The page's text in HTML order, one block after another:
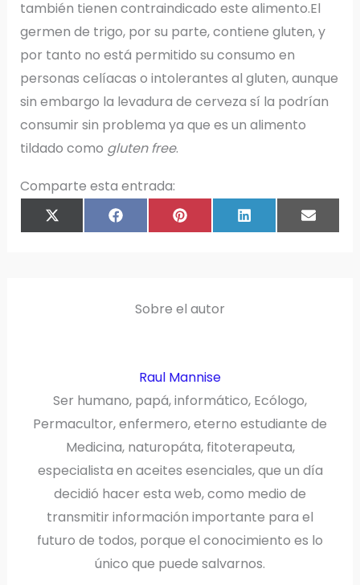
también tienen contraindicado este alimento.El
germen de trigo, por su parte, contiene gluten, y
por tanto no está permitido su consumo en
personas celíacas o intolerantes al gluten, aunque
sin embargo la levadura de cerveza sí la podrían
consumir sin problema ya que es un alimento
tildado como gluten free.
Comparte esta entrada:
COMPARTIR
EN
X
T
COMPARTIR
F
C
COMPARTIR
P
N
COMPARTIR
EN
L
N
E
A
Sobre el autor
Raul Mannise
Ser humano, papá, informático, Ecólogo,
Permacultor, enfermero, eterno estudiante de
Medicina, naturopáta, fitoterapeuta,
especialista en aceites esenciales, que un día
decidió hacer esta web, como medio de
transmitir información importante para el
futuro de todos, porque el conocimiento es lo
único que puede salvarnos.